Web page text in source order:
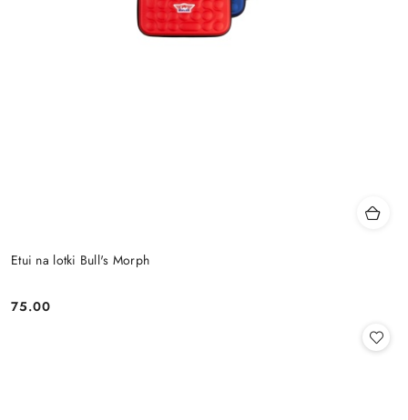
Etui na lotki Bull's Morph
Cena:
75.00